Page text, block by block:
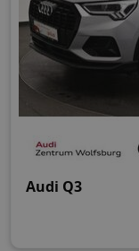
Audi Q3